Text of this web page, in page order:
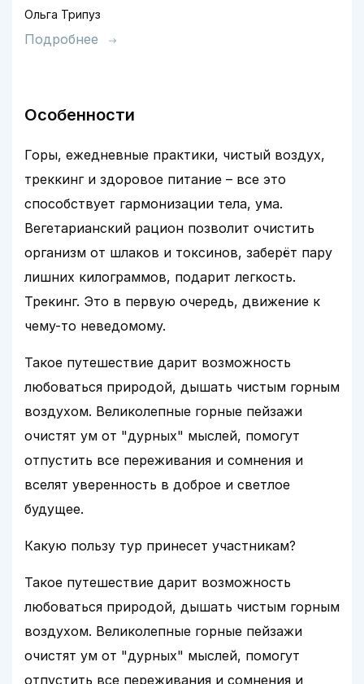
Ольга Трипуз
Подробнее
Особенности
Горы, ежедневные практики, чистый воздух,
треккинг и здоровое питание – все это
способствует гармонизации тела, ума.
Вегетарианский рацион позволит очистить
организм от шлаков и токсинов, заберёт пару
лишних килограммов, подарит легкость.
Трекинг. Это в первую очередь, движение к
чему-то неведомому.
Такое путешествие дарит возможность
любоваться природой, дышать чистым горным
воздухом. Великолепные горные пейзажи
очистят ум от "дурных" мыслей, помогут
отпустить все переживания и сомнения и
вселят уверенность в доброе и светлое
будущее.
Какую пользу тур принесет участникам?
Такое путешествие дарит возможность
любоваться природой, дышать чистым горным
воздухом. Великолепные горные пейзажи
очистят ум от "дурных" мыслей, помогут
отпустить все переживания и сомнения и